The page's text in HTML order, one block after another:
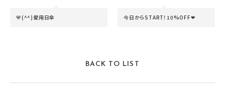
💙(^^)愛用日傘 今日からSTART！10%OFF❤
BACK TO LIST